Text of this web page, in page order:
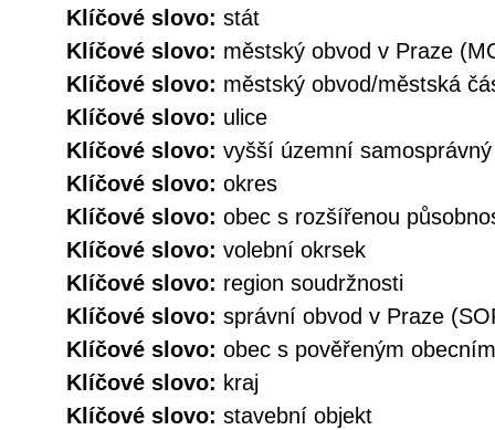
Klíčové slovo: stát
Klíčové slovo: městský obvod v Praze
Klíčové slovo: městský obvod/městská
Klíčové slovo: ulice
Klíčové slovo: vyšší územní
Klíčové slovo: okres
Klíčové slovo: obec s rozšířenou
Klíčové slovo: volební okrsek
Klíčové slovo: region soudržnosti
Klíčové slovo: správní obvod v Praze
Klíčové slovo: obec s pověřeným
Klíčové slovo: kraj
Klíčové slovo: stavební objekt